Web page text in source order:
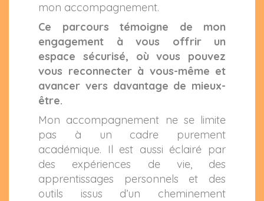
mon accompagnement.
Ce parcours témoigne de mon
engagement à vous offrir un
espace sécurisé, où vous pouvez
vous reconnecter à vous-même et
avancer vers davantage de mieux-
être.
Mon accompagnement ne se limite
pas à un cadre purement
académique. Il est aussi éclairé par
des expériences de vie, des
apprentissages personnels et des
outils issus d’un cheminement